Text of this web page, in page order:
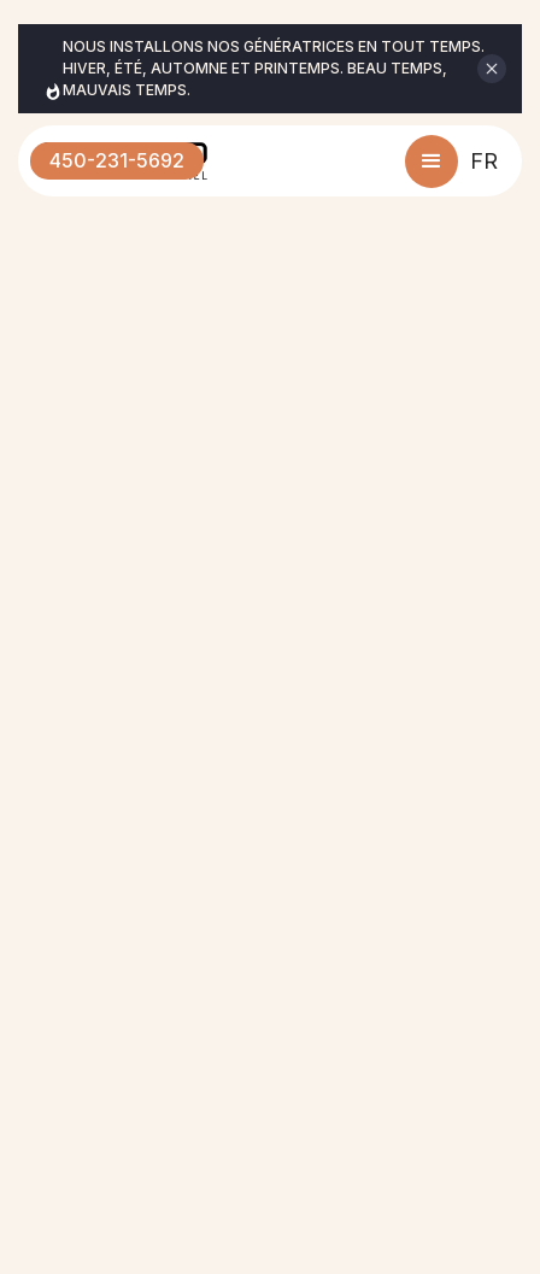
NOUS INSTALLONS NOS GÉNÉRATRICES EN TOUT TEMPS.
HIVER, ÉTÉ, AUTOMNE ET PRINTEMPS. BEAU TEMPS,
MAUVAIS TEMPS.
FR
450-231-5692